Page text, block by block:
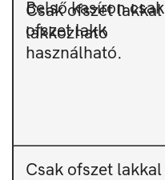
Belső kasíron csak
ofszet lakk
használható.
Csak ofszet lakkal
lakkozható
Csak ofszet lakkal